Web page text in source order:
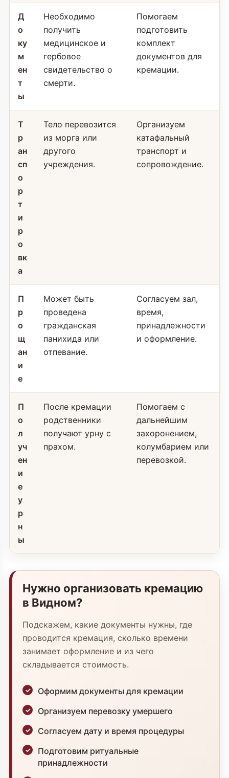
Д
о
ку
м
ен
т
ы
Необходимо
получить
медицинское и
гербовое
свидетельство о
смерти.
Помогаем
подготовить
комплект
документов для
кремации.
Т
р
ан
сп
о
р
т
и
р
о
вк
а
Тело перевозится
из морга или
другого
учреждения.
Организуем
катафальный
транспорт и
сопровождение.
П
р
о
щ
ан
и
е
Может быть
проведена
гражданская
панихида или
отпевание.
Согласуем зал,
время,
принадлежности
и оформление.
П
о
л
уч
ен
и
е
у
р
н
ы
После кремации
родственники
получают урну с
прахом.
Помогаем с
дальнейшим
захоронением,
колумбарием или
перевозкой.
Нужно организовать кремацию
в Видном?
Подскажем, какие документы нужны, где
проводится кремация, сколько времени
занимает оформление и из чего
складывается стоимость.
Оформим документы для кремации
Организуем перевозку умершего
Согласуем дату и время процедуры
Подготовим ритуальные
принадлежности